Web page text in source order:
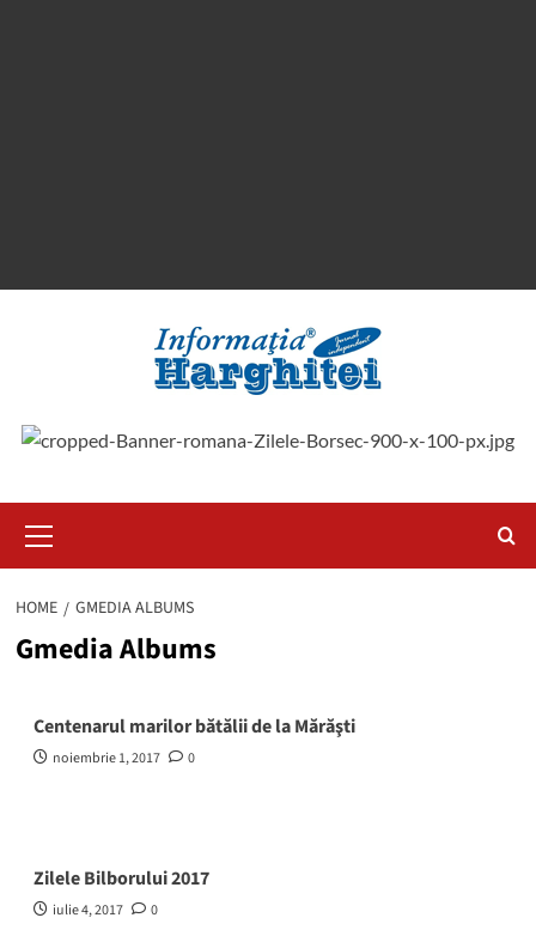
Menu
HOME GMEDIA ALBUMS
Gmedia Albums
Centenarul marilor bătălii de la Mărăşti
noiembrie 1, 2017 0
Zilele Bilborului 2017
iulie 4, 2017 0